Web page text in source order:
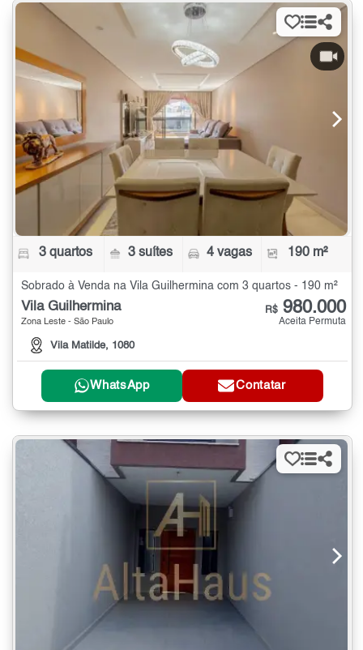
3 quartos 3 suítes 4 vagas 190 m²
Sobrado à Venda na Vila Guilhermina com 3 quartos - 190 m²
Vila Guilhermina
Zona Leste - São Paulo
Vila Matilde, 1080
R$ 980.000
Aceita Permuta
WhatsApp Contatar